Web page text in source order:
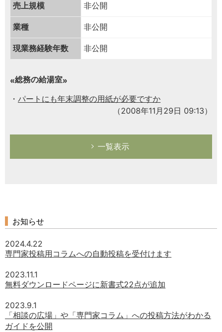
売上規模 非公開
業種 非公開
現業務経験年数 非公開
総務の給湯室
パートにも年末調整の用紙が必要ですか
（2008年11月29日 09:13）
一覧表示
お知らせ
2024.4.22
専門家投稿用コラムへの自動投稿を受付けます
2023.11.1
無料ダウンロードページに新書式22点が追加
2023.9.1
「相談の広場」や「専門家コラム」への投稿方法がわかる
ガイドを公開